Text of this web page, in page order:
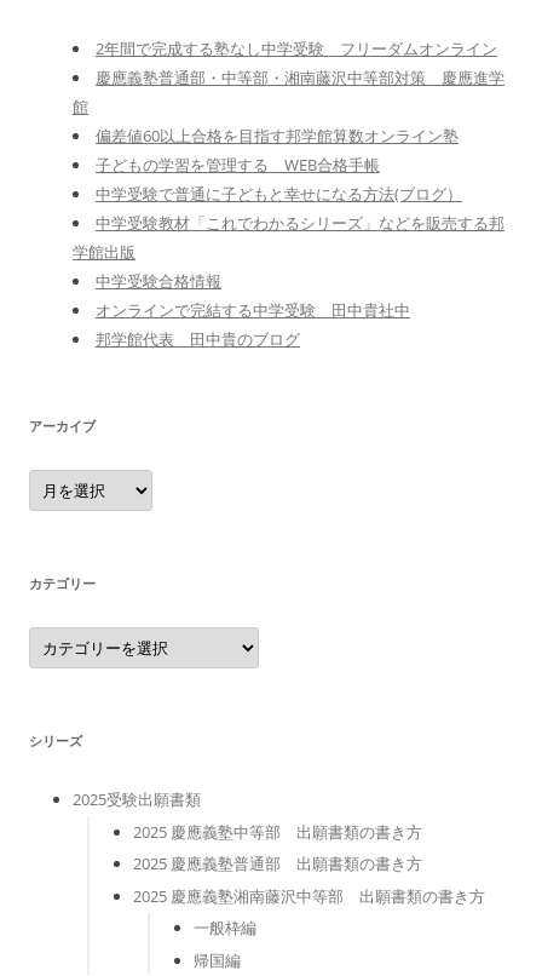
2年間で完成する塾なし中学受験 フリーダムオンライン
慶應義塾普通部・中等部・湘南藤沢中等部対策 慶應進学
館
偏差値60以上合格を目指す邦学館算数オンライン塾
子どもの学習を管理する WEB合格手帳
中学受験で普通に子どもと幸せになる方法(ブログ）
中学受験教材「これでわかるシリーズ」などを販売する邦
学館出版
中学受験合格情報
オンラインで完結する中学受験 田中貴社中
邦学館代表 田中貴のブログ
アーカイブ
ア
ー
カ
カテゴリー
カ
テ
ゴ
シリーズ
2025受験出願書類
2025 慶應義塾中等部 出願書類の書き方
2025 慶應義塾普通部 出願書類の書き方
2025 慶應義塾湘南藤沢中等部 出願書類の書き方
一般枠編
帰国編